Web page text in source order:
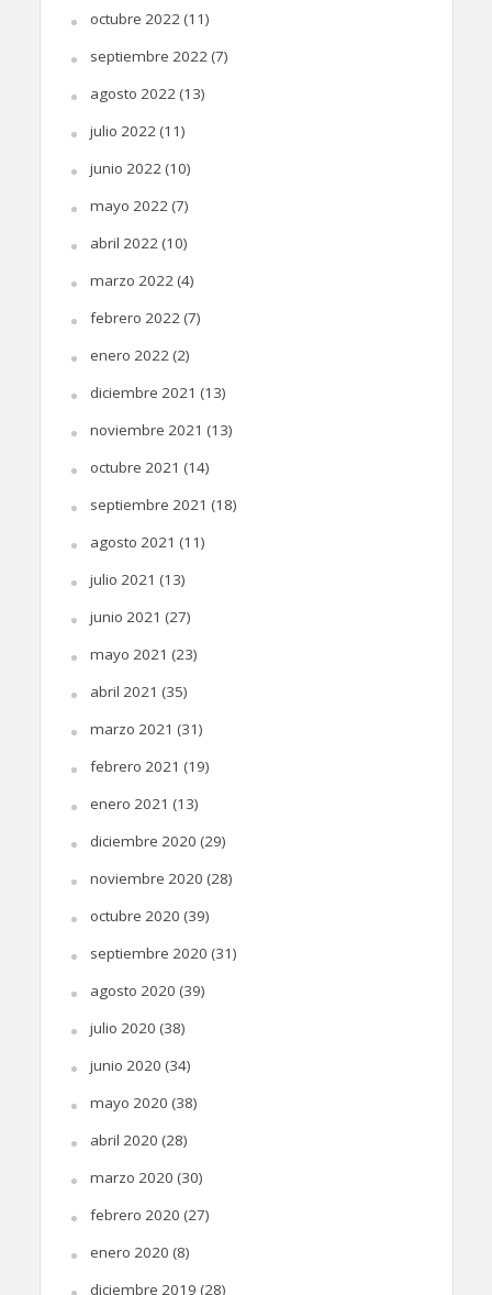
octubre 2022(11)
septiembre 2022(7)
agosto 2022(13)
julio 2022(11)
junio 2022(10)
mayo 2022(7)
abril 2022(10)
marzo 2022(4)
febrero 2022(7)
enero 2022(2)
diciembre 2021 (13)
noviembre 2021 (13)
octubre 2021 (14)
septiembre 2021 (18)
agosto 2021 (11)
julio 2021 (13)
junio 2021 (27)
mayo 2021 (23)
abril 2021 (35)
marzo 2021 (31)
febrero 2021 (19)
enero 2021 (13)
diciembre 2020 (29)
noviembre 2020 (28)
octubre 2020 (39)
septiembre 2020 (31)
agosto 2020 (39)
julio 2020 (38)
junio 2020 (34)
mayo 2020 (38)
abril 2020 (28)
marzo 2020 (30)
febrero 2020 (27)
enero 2020 (8)
diciembre 2019 (28)